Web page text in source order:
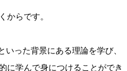
からです。
った背景にある理論を学び、
に学んで身につけることができ